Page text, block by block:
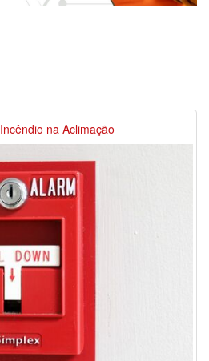
na Aclimação